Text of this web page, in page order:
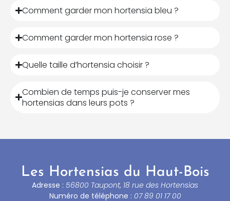
Comment garder mon hortensia bleu ?
Comment garder mon hortensia rose ?
Quelle taille d’hortensia choisir ?
Combien de temps puis-je conserver mes
hortensias dans leurs pots ?
Les Hortensias du Haut-Bois
Adresse : 56800 Taupont, 18 rue des Hortensias
Numéro de téléphone : 07 89 01 17 00